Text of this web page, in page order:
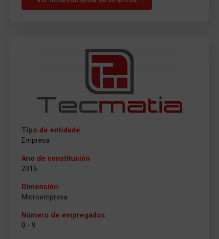
Tipo de entidade
Empresa
Ano de constitución
2016
Dimensión
Microempresa
Número de empregados
0 - 9